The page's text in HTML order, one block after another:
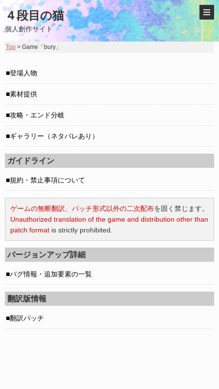
４段目の猫
個人創作サイト
Top > Game「bury」
登場人物
素材提供
攻略・エンド分岐
ギャラリー（ネタバレあり）
ガイドライン
規約・禁止事項について
ゲームの無断翻訳、パッチ形式以外の二次配布を固く禁じます。
Unauthorized translation of the game and distribution other than
patch format is strictly prohibited.
バージョンアップ詳細
バグ情報・追加要素の一覧
翻訳版情報
翻訳パッチ